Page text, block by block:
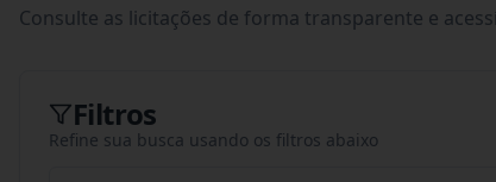
Consulte as licitações de forma transparente e
Filtros
Refine sua busca usando os filtros abaixo